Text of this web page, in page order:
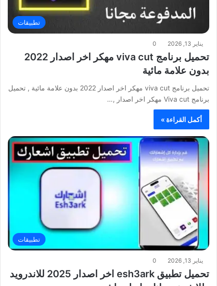
تطبيقات
يناير 13, 2026 0
تحميل برنامج viva cut مهكر اخر اصدار 2022
بدون علامة مائية
تحميل برنامج viva cut مهكر اخر اصدار 2022 بدون علامة مائية , تحميل
برنامج Viva cut مهكر اخر اصدار ,…
أكمل القراءة »
تطبيقات
يناير 13, 2026 0
تحميل تطبيق esh3ark اخر اصدار 2025 للاندرويد